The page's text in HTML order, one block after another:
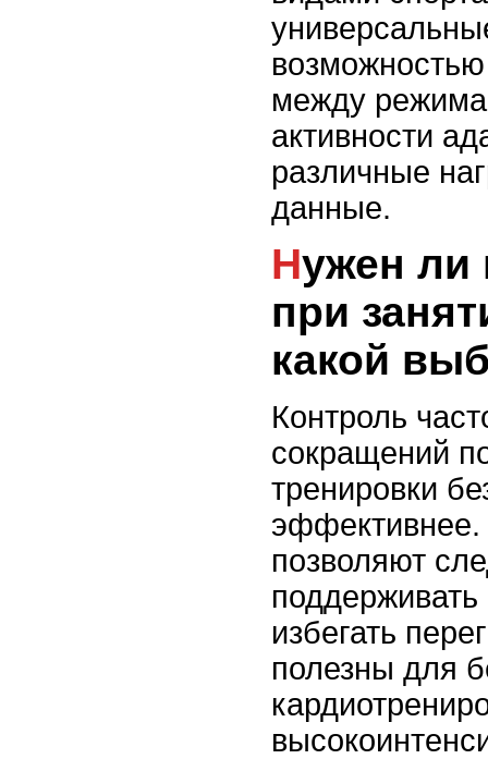
между
активности
различные
данные.
Нужен ли пульсометр
при
какой
Контроль
сокращений
тренировки
позволяют
избегать
полезны для